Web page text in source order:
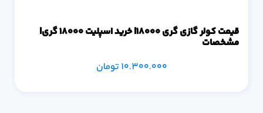
قیمت کولر گازی گری 18000| خرید اسپلیت 18000 گری|
مشخصات
10.300.000تومان